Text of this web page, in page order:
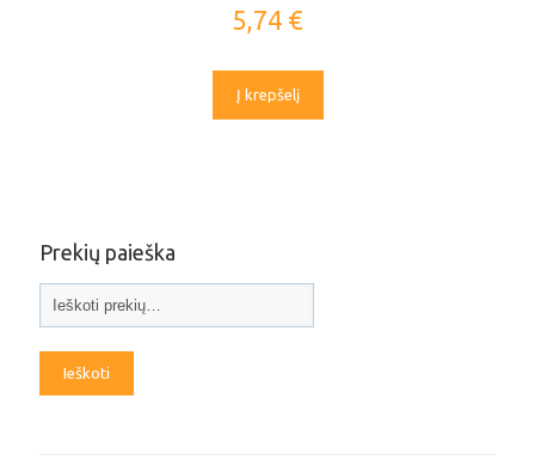
5,74 €
Į krepšelį
Prekių paieška
Ieškoti